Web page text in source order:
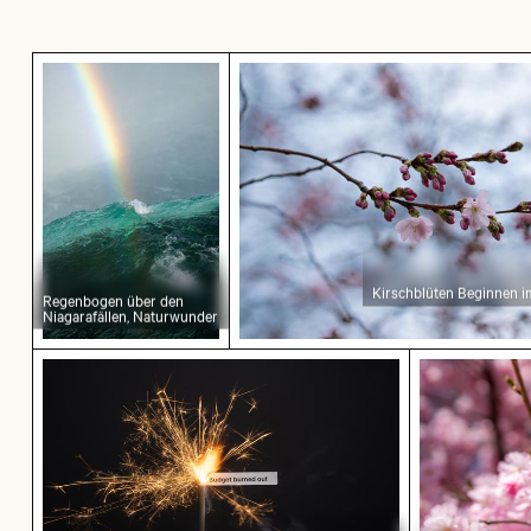
Regenbogen über den Niagarafällen,
Regenbogen über den
Niagarafällen, Naturwunder
Kirschblüten Beginnen im
Kirschblüten Beginnen
Wunderkerze mit Botschaft Budget verbrannt
Biene bei